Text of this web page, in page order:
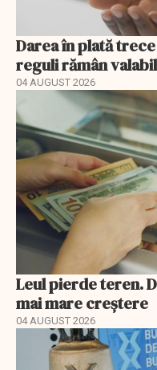
Darea în plată
reguli rămân
04 AUGUST 2026
Leul pierde teren.
mai mare creștere
04 AUGUST 2026